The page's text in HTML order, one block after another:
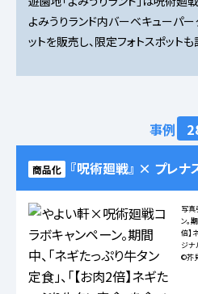
よみうりランド内バーベキューパ
ットを販売し、限定フォトスポットも
事例
商品化 『呪術廻戦』 × プレナ
写真
ン。
倍】
ジナ
©芥